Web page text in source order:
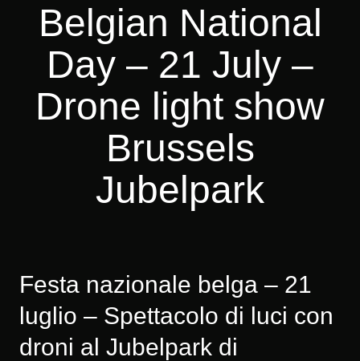
Belgian National
Day – 21 July –
Drone light show
Brussels
Jubelpark
Festa nazionale belga – 21
luglio – Spettacolo di luci con
droni al Jubelpark di